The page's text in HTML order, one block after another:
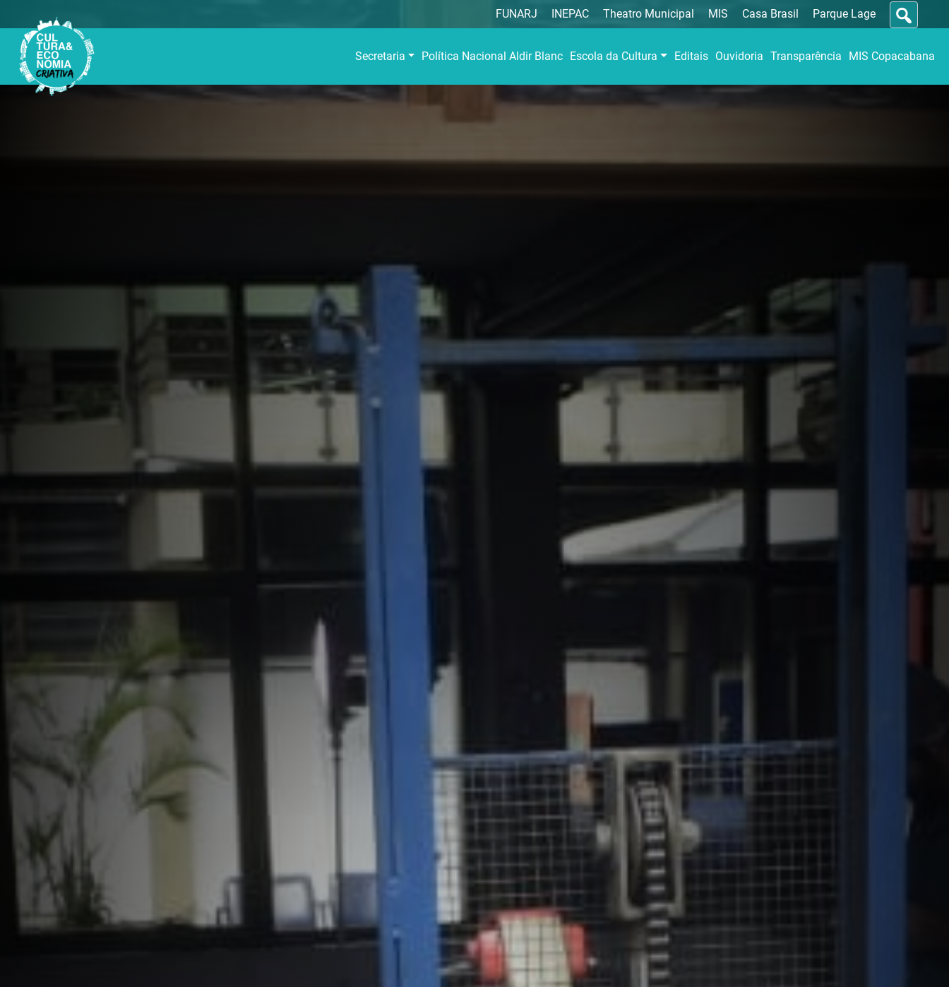
FUNARJ INEPAC Theatro Municipal MIS Casa Brasil Parque Lage
Secretaria Política Nacional Aldir Blanc Escola da Cultura Editais Ouvidoria Transparência MIS Copacabana